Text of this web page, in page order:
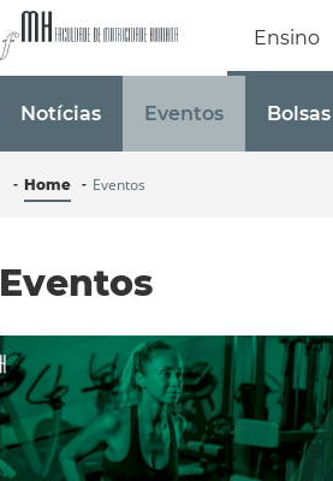
Faculdade de
Ensino
Notícias Eventos
Home Eventos
Eventos